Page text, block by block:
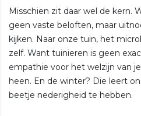
Misschien zit daar wel de kern.
geen vaste beloften, maar
kijken. Naar onze tuin, het
zelf. Want tuinieren is geen
empathie voor het welzijn van
heen. En de winter? Die leert
beetje nederigheid te hebben.